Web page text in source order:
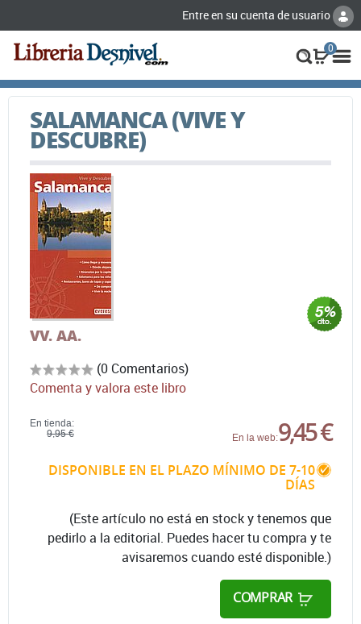
Entre en su cuenta de usuario
0
SALAMANCA (VIVE Y
DESCUBRE)
VV. AA.
(0 Comentarios)
Comenta y valora este libro
En tienda:
9,95 €
En la web:9,45 €
DISPONIBLE EN EL PLAZO MÍNIMO DE 7-10
DÍAS
(Este artículo no está en stock y tenemos que
pedirlo a la editorial. Puedes hacer tu compra y te
avisaremos cuando esté disponible.)
COMPRAR